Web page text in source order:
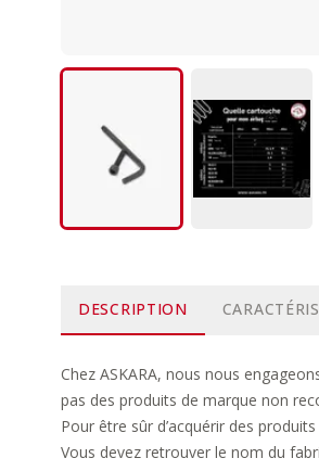
DESCRIPTION
Chez ASKARA, nous nous
pas des produits de marque non
Pour être sûr d’acquérir des
Vous devez retrouver le nom du